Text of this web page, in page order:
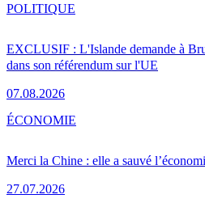
EXCLUSIF : L'Islande demande à
dans son référendum sur l'UE
07.08.2026
POLITIQUE
Merci la Chine : elle a sauvé
27.07.2026
ÉCONOMIE